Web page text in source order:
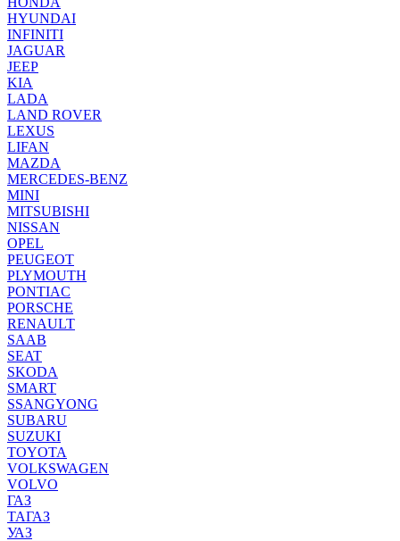
HYUNDAI
INFINITI
JAGUAR
JEEP
KIA
LADA
LAND ROVER
LEXUS
LIFAN
MAZDA
MERCEDES-BENZ
MINI
MITSUBISHI
NISSAN
OPEL
PEUGEOT
PLYMOUTH
PONTIAC
PORSCHE
RENAULT
SAAB
SEAT
SKODA
SMART
SSANGYONG
SUBARU
SUZUKI
TOYOTA
VOLKSWAGEN
VOLVO
ГАЗ
ТАГАЗ
УАЗ